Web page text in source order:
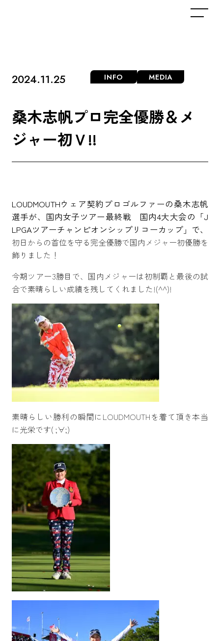
2024.11.25 INFO MEDIA
桑木志帆プロ完全優勝＆メ
ジャー初Ｖ!!
LOUDMOUTHウェア契約プロゴルファーの桑木志帆
選手が、国内女子ツアー最終戦 国内4大大会の「J
LPGAツアーチャンピオンシップリコーカップ」で、
初日からの首位を守る完全優勝で国内メジャー初優勝を
飾りました！
今期ツアー3勝目で、国内メジャーは初制覇と最後の試
合で素晴らしい成績を残してくれました!(^^)!
素晴らしい勝利の瞬間にLOUDMOUTHを着て頂き本当
に光栄です( ;∀;)